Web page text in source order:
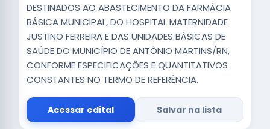
DESTINADOS AO ABASTECIMENTO DA FARMÁCIA
BÁSICA MUNICIPAL, DO HOSPITAL MATERNIDADE
JUSTINO FERREIRA E DAS UNIDADES BÁSICAS DE
SAÚDE DO MUNICÍPIO DE ANTÔNIO MARTINS/RN,
CONFORME ESPECIFICAÇÕES E QUANTITATIVOS
CONSTANTES NO TERMO DE REFERÊNCIA.
Acessar edital Salvar na lista